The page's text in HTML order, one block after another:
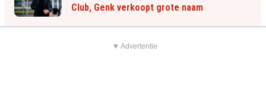
Club, Genk verkoopt grote naam
▼ Advertentie